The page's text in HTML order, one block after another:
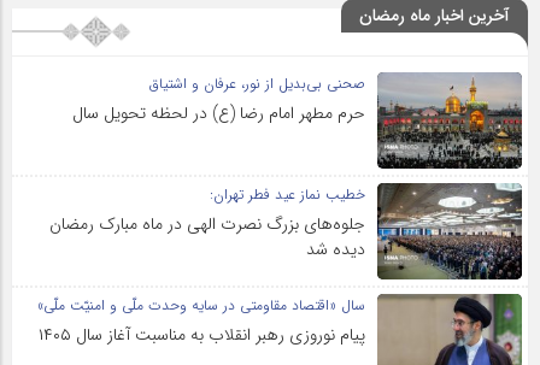
آخرین اخبار ماه رمضان
صحنی بی‌بدیل از نور، عرفان و اشتیاق
حرم مطهر امام رضا (ع) در لحظه تحویل سال
خطیب نماز عید فطر تهران:
جلوه‌های بزرگ نصرت الهی در ماه مبارک رمضان
دیده شد
سال «اقتصاد مقاومتی در سایه وحدت ملّی و امنیّت ملّی»
پیام نوروزی رهبر انقلاب به مناسبت آغاز سال ۱۴۰۵